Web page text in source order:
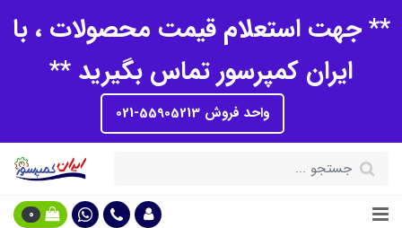
** جهت استعلام قیمت محصولات ، با
ایران کمپرسور تماس بگیرید **
واحد فروش 55905213-021
0